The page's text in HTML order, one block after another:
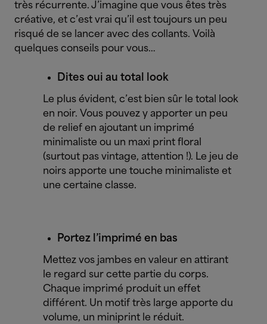
très récurrente. J’imagine que vous êtes très
créative, et c’est vrai qu’il est toujours un peu
risqué de se lancer avec des collants. Voilà
quelques conseils pour vous…
Dites oui au total look
Le plus évident, c’est bien sûr le total look
en noir. Vous pouvez y apporter un peu
de relief en ajoutant un imprimé
minimaliste ou un maxi print floral
(surtout pas vintage, attention !). Le jeu de
noirs apporte une touche minimaliste et
une certaine classe.
Portez l’imprimé en bas
Mettez vos jambes en valeur en attirant
le regard sur cette partie du corps.
Chaque imprimé produit un effet
différent. Un motif très large apporte du
volume, un miniprint le réduit.